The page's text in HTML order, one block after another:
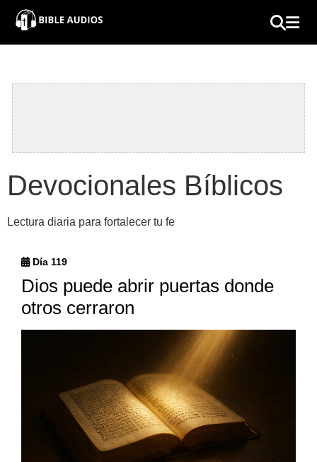
×
Download
L.O.A
Ebook
Devocionales Bíblicos
Lectura diaria para fortalecer tu fe
Día 119
Dios puede abrir puertas donde
otros cerraron